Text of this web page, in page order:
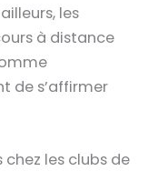
les
à distance
de s’affirmer
chez les clubs de